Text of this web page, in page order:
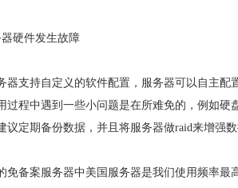
硬件发生故障
器支持自定义的软件配置，服务器可以自主
过程中遇到一些小问题是在所难免的，例如
议定期备份数据，并且将服务器做raid来增强
免备案服务器中美国服务器是我们使用频率